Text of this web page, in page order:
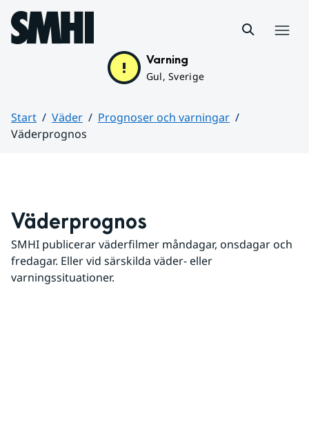
Hoppa till sidans innehåll
Varning
Gul, Sverige
Start Väder
Prognoser och varningar
Väderprognos
Väderprognos
SMHI publicerar väderfilmer måndagar, onsdagar och
fredagar. Eller vid särskilda väder- eller
varningssituationer.